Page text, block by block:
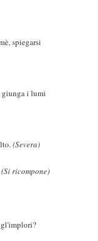
i lumi
(Severa)
(Si ricompone)